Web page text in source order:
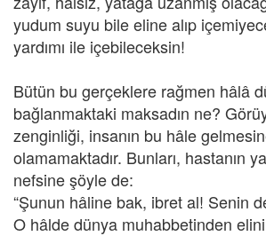
yudum suyu bile eline alıp
yardımı ile içebileceksin!
Bütün bu gerçeklere rağmen hâlâ
bağlanmaktaki maksadın ne?
zenginliği, insanın bu hâle
olamamaktadır. Bunları, hastanın
nefsine şöyle de:
“Şunun hâline bak, ibret al! Senin
O hâlde dünya muhabbetinden